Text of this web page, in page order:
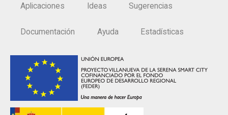
Aplicaciones Ideas Sugerencias
Documentación Ayuda Estadísticas